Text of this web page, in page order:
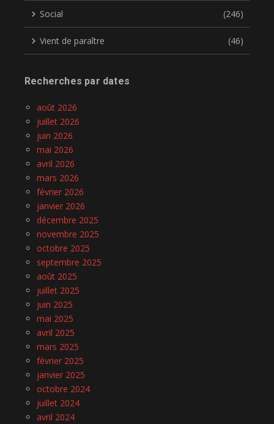
Social (246)
Vient de paraître (46)
Recherches par dates
août 2026
juillet 2026
juin 2026
mai 2026
avril 2026
mars 2026
février 2026
janvier 2026
décembre 2025
novembre 2025
octobre 2025
septembre 2025
août 2025
juillet 2025
juin 2025
mai 2025
avril 2025
mars 2025
février 2025
janvier 2025
octobre 2024
juillet 2024
avril 2024